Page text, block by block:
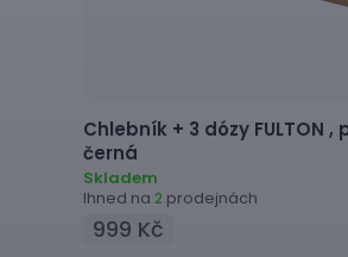
Chlebník + 3 dózy FULTON ,
černá
Skladem
Ihned na 2 prodejnách
999 Kč